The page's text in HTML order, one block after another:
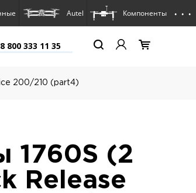
Autel Компоненты . . .
8 800 333 11 35
200/210 (part4)
1760S (2
Release